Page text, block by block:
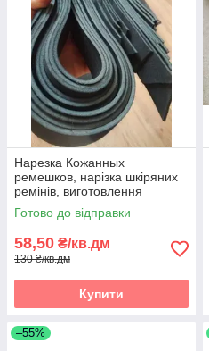
Нарезка Кожанных
ремешков, нарізка шкіряних
ремінів, виготовлення
шкіряних ремішків, Нарізка
полос зі шкіри
Готово до відправки
58,50 ₴/кв.дм
130 ₴/кв.дм
Купити
–55%